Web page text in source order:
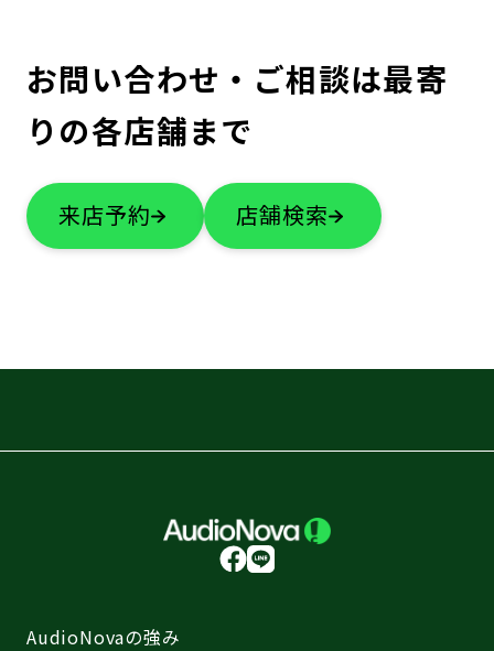
お問い合わせ・ご相談は最寄
りの各店舗まで
来店予約 店舗検索
AudioNovaの強み